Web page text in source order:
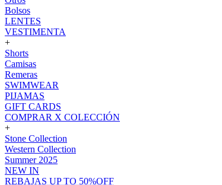
Bolsos
LENTES
VESTIMENTA
+
Shorts
Camisas
Remeras
SWIMWEAR
PIJAMAS
GIFT CARDS
COMPRAR X COLECCIÓN
+
Stone Collection
Western Collection
Summer 2025
NEW IN
REBAJAS UP TO 50%OFF